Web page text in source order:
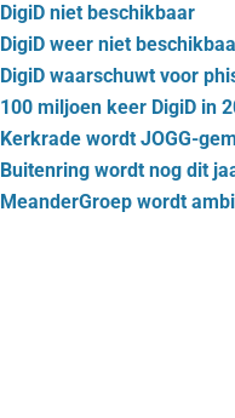
DigiD niet beschikbaar
DigiD weer niet
DigiD waarschuwt voor
100 miljoen keer DigiD in
Kerkrade wordt JOGG-
Bui­ten­ring wordt nog dit
MeanderGroep wordt